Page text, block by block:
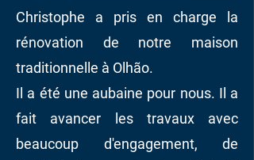
Christophe a pris en charge la
rénovation de notre maison
traditionnelle à Olhão.
Il a été une aubaine pour nous. Il a
fait avancer les travaux avec
beaucoup d'engagement, de